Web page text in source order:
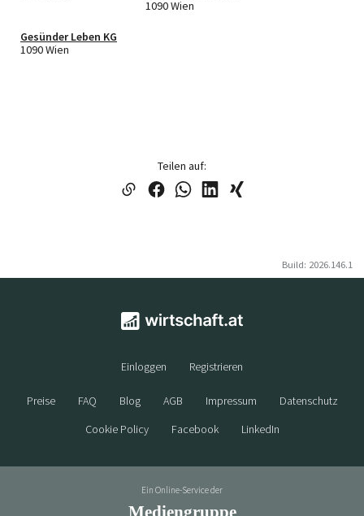
Corporation -
1090 Wien
Gesünder Leben KG
1090 Wien
Teilen auf:
Build: 2026.146.1
Einloggen Registrieren
Preise FAQ Blog AGB Impressum
Datenschutz
Cookie Policy
Facebook LinkedIn
Ein Online-Service der